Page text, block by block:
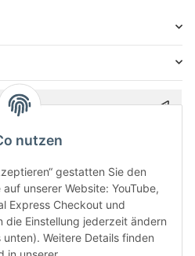
IhrerDatenschutzerklärung
nutzen
gestatten Sie den
unserer Website: YouTube,
Express Checkout und
die Einstellung jederzeit ändern
Weitere Details finden